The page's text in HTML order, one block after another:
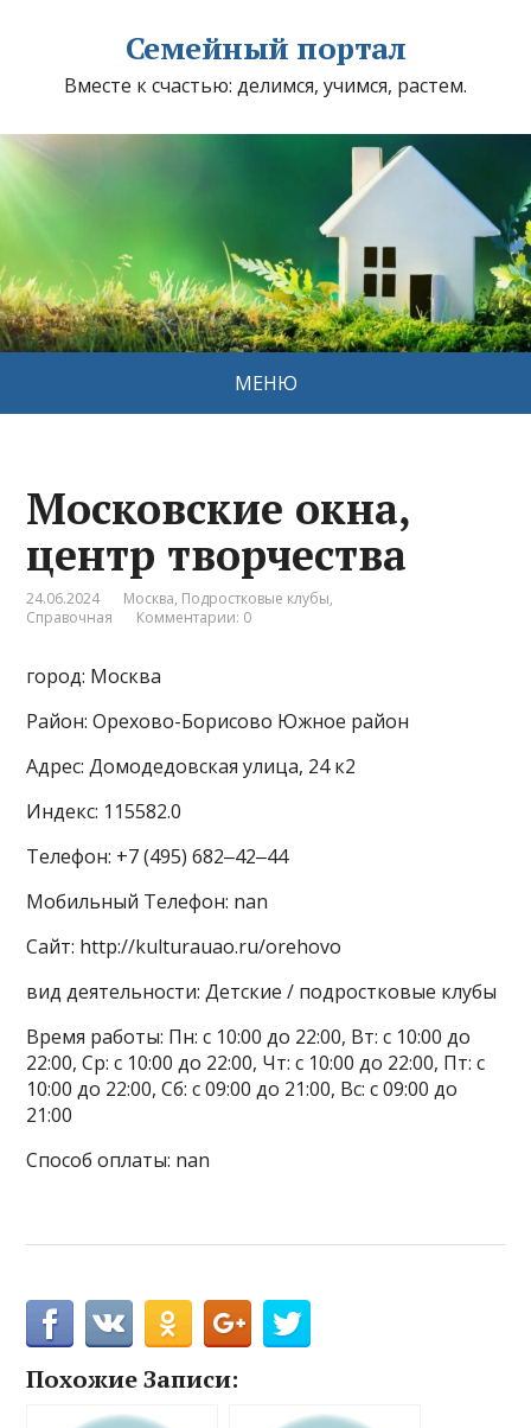
Семейный портал
Вместе к счастью: делимся, учимся, растем.
МЕНЮ
Московские окна,
центр творчества
24.06.2024 Москва, Подростковые клубы,
Справочная
Комментарии: 0
город: Москва
Район: Орехово-Борисово Южное район
Адрес: Домодедовская улица, 24 к2
Индекс: 115582.0
Телефон: +7 (495) 682‒42‒44
Мобильный Телефон: nan
Сайт: http://kulturauao.ru/orehovo
вид деятельности: Детские / подростковые клубы
Время работы: Пн: с 10:00 до 22:00, Вт: с 10:00 до
22:00, Ср: с 10:00 до 22:00, Чт: с 10:00 до 22:00, Пт: с
10:00 до 22:00, Сб: с 09:00 до 21:00, Вс: с 09:00 до
21:00
Способ оплаты: nan
Похожие Записи: